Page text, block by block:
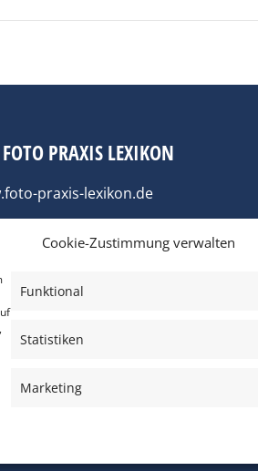
Cookie-Zustimmung verwalten
Funktional
Statistiken
Marketing
PRAXIS LEXIKON
praxis-lexikon.de